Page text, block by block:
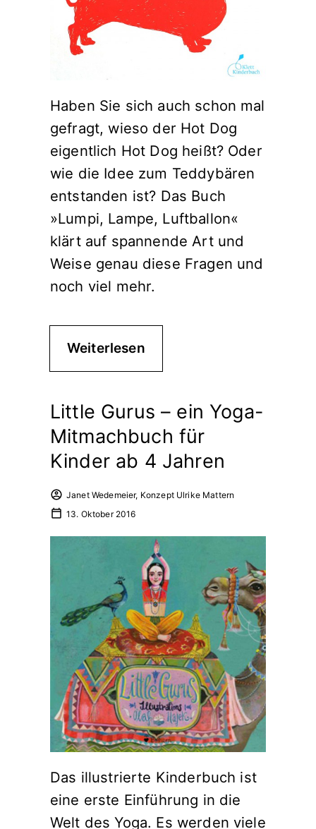
Haben Sie sich auch schon mal
gefragt, wieso der Hot Dog
eigentlich Hot Dog heißt? Oder
wie die Idee zum Teddybären
entstanden ist? Das Buch
»Lumpi, Lampe, Luftballon«
klärt auf spannende Art und
Weise genau diese Fragen und
noch viel mehr.
Weiterlesen
Little Gurus – ein Yoga-
Mitmachbuch für
Kinder ab 4 Jahren
Janet Wedemeier, Konzept Ulrike Mattern
13. Oktober 2016
Das illustrierte Kinderbuch ist
eine erste Einführung in die
Welt des Yoga. Es werden viele